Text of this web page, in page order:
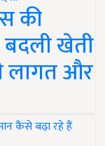
की
बदली खेती
लागत और